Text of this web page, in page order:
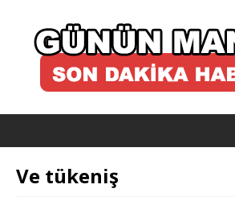
Ve tükeniş